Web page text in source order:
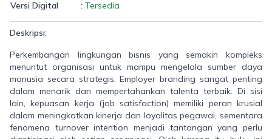
Versi Digital
: Tersedia
Deskripsi:
Perkembangan lingkungan bisnis yang semakin kompleks
menuntut organisasi untuk mampu mengelola sumber daya
manusia secara strategis. Employer branding sangat penting
dalam menarik dan mempertahankan talenta terbaik. Di sisi
lain, kepuasan kerja (job satisfaction) memiliki peran krusial
dalam meningkatkan kinerja dan loyalitas pegawai, sementara
fenomena turnover intention menjadi tantangan yang perlu